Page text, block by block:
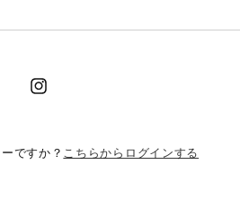
Instagram
ですか？ こちらからログインする